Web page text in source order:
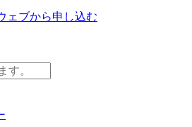
ェブから申し込む